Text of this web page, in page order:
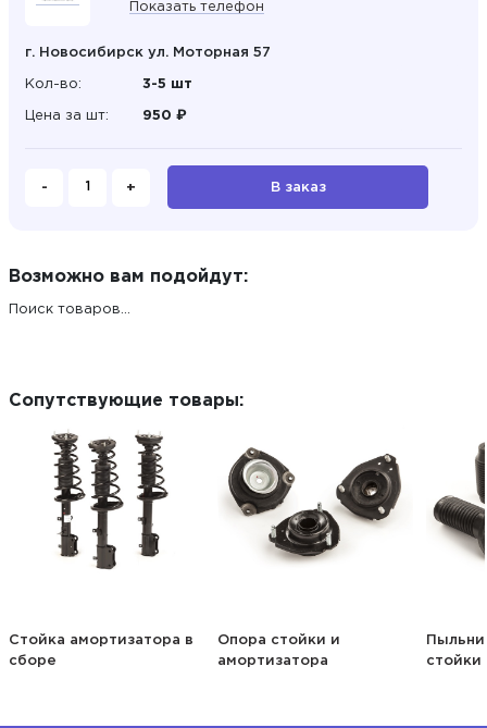
Показать телефон
г. Новосибирск ул. Моторная 57
Кол-во: 3-5 шт
Цена за шт: 950 ₽
- + В заказ
Возможно вам подойдут:
Поиск товаров...
Сопутствующие товары:
Стойка амортизатора в
сборе
Опора стойки и
амортизатора
стойки